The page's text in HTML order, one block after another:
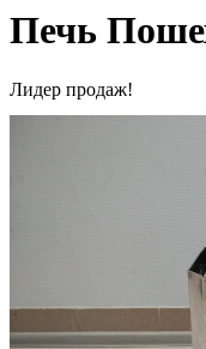
Печь
Лидер продаж!